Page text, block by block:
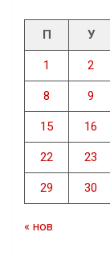
П У
1 2
8 9
15 16
22 23
29 30
« нов